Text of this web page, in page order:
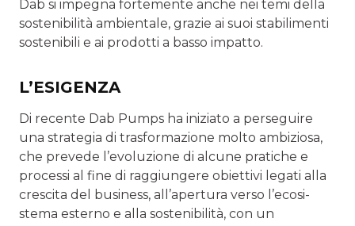
Dab si impegna fortemente anche nei temi della
sostenibilità ambientale, grazie ai suoi stabilimenti
sostenibili e ai prodotti a basso impatto.
L’ESIGENZA
Di recente Dab Pumps ha iniziato a perseguire
una strategia di trasformazione molto ambiziosa,
che prevede l’evoluzione di alcune pratiche e
processi al fine di raggiungere obiettivi legati alla
crescita del business, all’apertura verso l’ecosi­
stema esterno e alla sostenibilità, con un